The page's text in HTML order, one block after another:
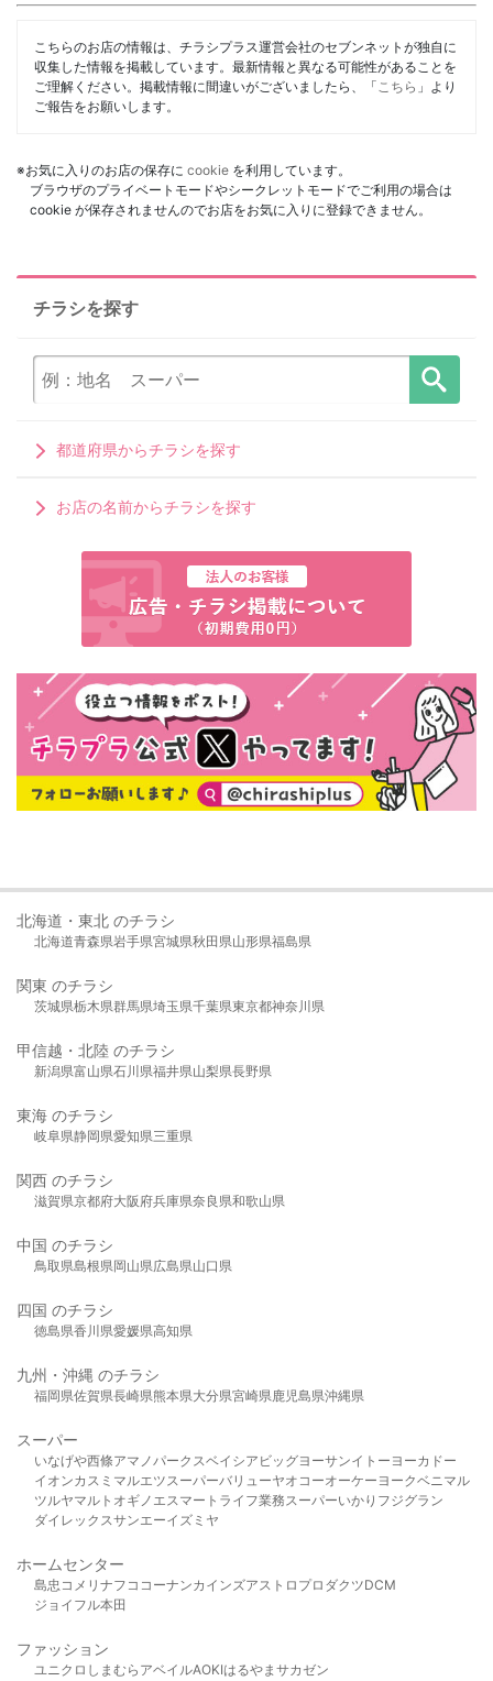
こちらのお店の情報は、チラシプラス運営会社のセブンネットが独自に
収集した情報を掲載しています。最新情報と異なる可能性があることを
ご理解ください。掲載情報に間違いがございましたら、「 こちら 」より
ご報告をお願いします。
※お気に入りのお店の保存に cookie を利用しています。
ブラウザのプライベートモードやシークレットモードでご利用の場合は
cookie が保存されませんのでお店をお気に入りに登録できません。
チラシを探す
都道府県からチラシを探す
お店の名前からチラシを探す
北海道・東北 のチラシ
北海道青森県岩手県宮城県秋田県山形県福島県
関東 のチラシ
茨城県栃木県群馬県埼玉県千葉県東京都神奈川県
甲信越・北陸 のチラシ
新潟県富山県石川県福井県山梨県長野県
東海 のチラシ
岐阜県静岡県愛知県三重県
関西 のチラシ
滋賀県京都府大阪府兵庫県奈良県和歌山県
中国 のチラシ
鳥取県島根県岡山県広島県山口県
四国 のチラシ
徳島県香川県愛媛県高知県
九州・沖縄 のチラシ
福岡県佐賀県長崎県熊本県大分県宮崎県鹿児島県沖縄県
スーパー
いなげや西條アマノパークスベイシア ビッグヨーサンイトーヨーカドー
イオンカスミ マルエツスーパーバリューヤオコーオーケー ヨークベニマル
ツルヤマルト オギノ エスマート ライフ業務スーパーいかり フジグラン
ダイレックスサンエーイズミヤ
ホームセンター
島忠 コメリ ナフコ コーナンカインズアストロプロダクツDCM
ジョイフル本田
ファッション
ユニクロ しまむら アベイルAOKIはるやま サカゼン